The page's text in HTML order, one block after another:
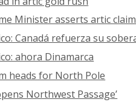
Minister asserts artic
Canadá refuerza su
ahora Dinamarca
heads for North Pole
Northwest Passage’